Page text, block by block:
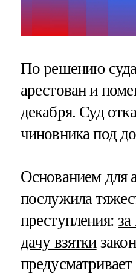
По решению
арестован и
декабря. Суд
чиновника под
Основанием для
послужила
преступления:
дачу взяткизакон
предусматривает